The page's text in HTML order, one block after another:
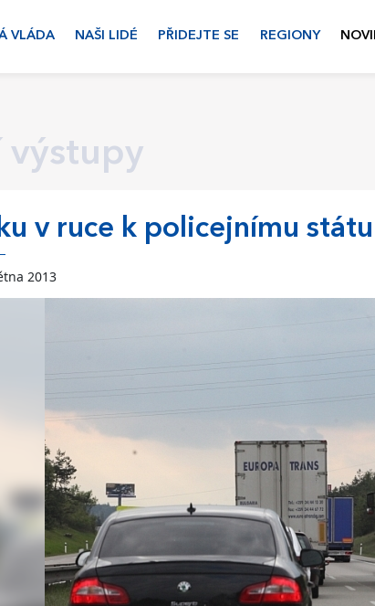
VLÁDA NAŠI LIDÉ PŘIDEJTE SE REGIONY
výstupy
v ruce k policejnímu státu
2013